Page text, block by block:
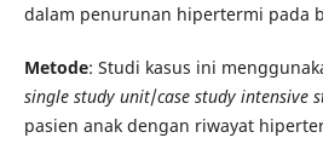
dalam penurunan hipertermi pada
Metode: Studi kasus ini
single study unit/case study intensive
pasien anak dengan riwayat